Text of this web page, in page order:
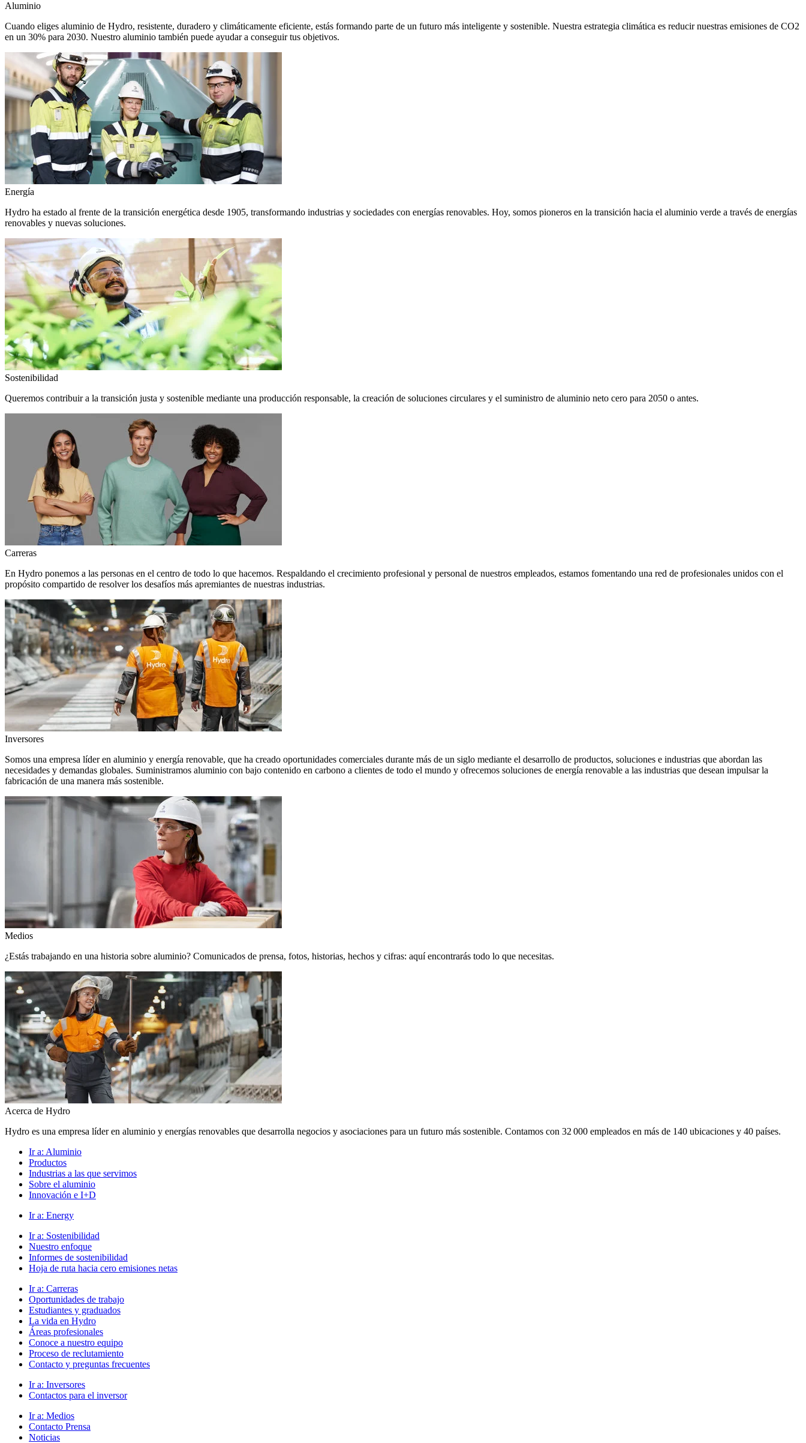
Aluminio
Cuando eliges aluminio de Hydro, resistente, duradero y climáticamente eficiente, estás formando parte de un futuro más inteligente y sostenible. Nuestra estrategia climática es reducir nuestras emisiones de CO2
en un 30% para 2030. Nuestro aluminio también puede ayudar a conseguir tus objetivos.
Energía
Hydro ha estado al frente de la transición energética desde 1905, transformando industrias y sociedades con energías renovables. Hoy, somos pioneros en la transición hacia el aluminio verde a través de energías
renovables y nuevas soluciones.
Sostenibilidad
Queremos contribuir a la transición justa y sostenible mediante una producción responsable, la creación de soluciones circulares y el suministro de aluminio neto cero para 2050 o antes.
Carreras
En Hydro ponemos a las personas en el centro de todo lo que hacemos. Respaldando el crecimiento profesional y personal de nuestros empleados, estamos fomentando una red de profesionales unidos con el
propósito compartido de resolver los desafíos más apremiantes de nuestras industrias.
Inversores
Somos una empresa líder en aluminio y energía renovable, que ha creado oportunidades comerciales durante más de un siglo mediante el desarrollo de productos, soluciones e industrias que abordan las
necesidades y demandas globales. Suministramos aluminio con bajo contenido en carbono a clientes de todo el mundo y ofrecemos soluciones de energía renovable a las industrias que desean impulsar la
fabricación de una manera más sostenible.
Medios
¿Estás trabajando en una historia sobre aluminio? Comunicados de prensa, fotos, historias, hechos y cifras: aquí encontrarás todo lo que necesitas.
Acerca de Hydro
Hydro es una empresa líder en aluminio y energías renovables que desarrolla negocios y asociaciones para un futuro más sostenible. Contamos con 32 000 empleados en más de 140 ubicaciones y 40 países.
Ir a: Aluminio
Productos
Industrias a las que servimos
Sobre el aluminio
Innovación e I+D
Ir a: Energy
Ir a: Sostenibilidad
Nuestro enfoque
Informes de sostenibilidad
Hoja de ruta hacia cero emisiones netas
Ir a: Carreras
Oportunidades de trabajo
Estudiantes y graduados
La vida en Hydro
Áreas profesionales
Conoce a nuestro equipo
Proceso de reclutamiento
Contacto y preguntas frecuentes
Ir a: Inversores
Contactos para el inversor
Ir a: Medios
Contacto Prensa
Noticias